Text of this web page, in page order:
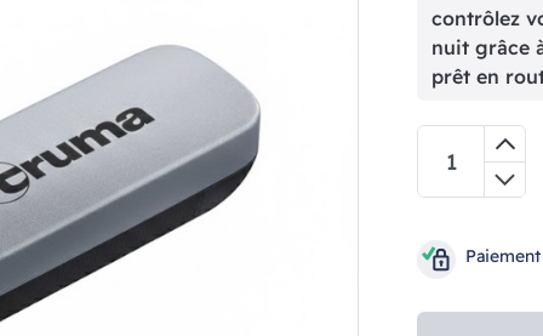
contrôlez
nuit grâce
prêt en